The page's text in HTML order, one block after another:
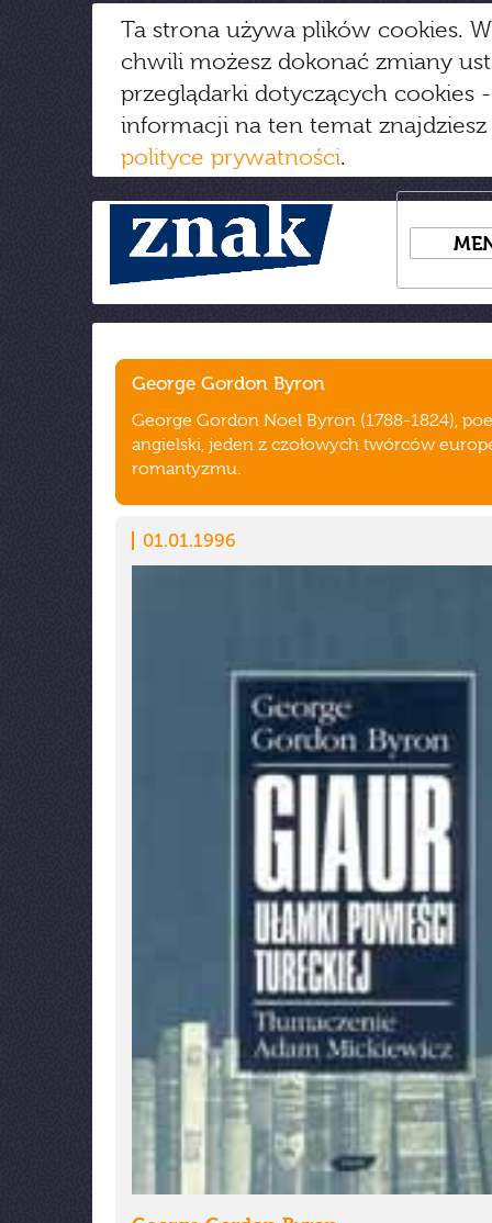
Ta strona używa plików cookies.
chwili możesz dokonać zmiany
przeglądarki dotyczących cookies
informacji na ten temat
polityce prywatności.
George Gordon Byron
George Gordon Noel Byron (1788-1824),
angielski, jeden z czołowych twórców
romantyzmu.
01.01.1996